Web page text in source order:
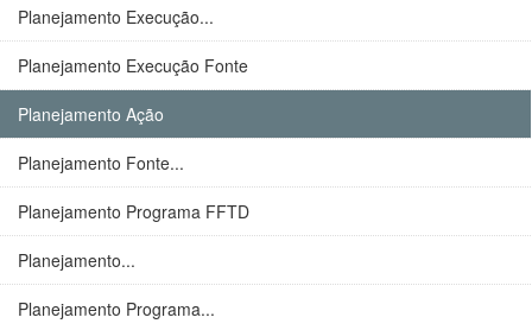
Planejamento Execução...
Planejamento Execução Fonte
Planejamento Ação
Planejamento Fonte...
Planejamento Programa FFTD
Planejamento...
Planejamento Programa...